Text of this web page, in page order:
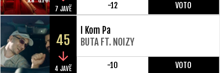
7 JAVË -12 VOTO
45
4 JAVË
I Kom Pa
BUTA FT. NOIZY
-10 VOTO